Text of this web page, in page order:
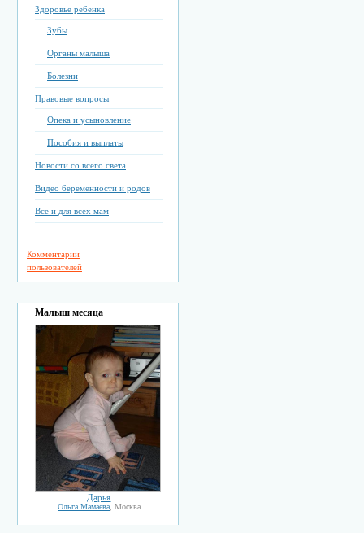
Здоровье ребенка
Зубы
Органы малыша
Болезни
Правовые вопросы
Опека и усыновление
Пособия и выплаты
Новости со всего света
Видео беременности и родов
Все и для всех мам
Комментарии
пользователей
Малыш месяца
Дарья
Ольга Мамаева , Москва